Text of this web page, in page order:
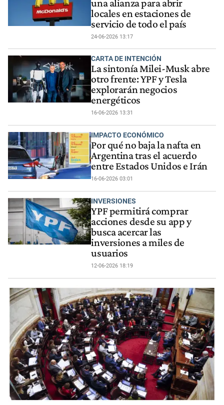
una alianza para abrir
locales en estaciones de
servicio de todo el país
24-06-2026 13:17
CARTA DE INTENCIÓN
La sintonía Milei-Musk abre
otro frente: YPF y Tesla
explorarán negocios
energéticos
16-06-2026 13:31
IMPACTO ECONÓMICO
Por qué no baja la nafta en
Argentina tras el acuerdo
entre Estados Unidos e Irán
16-06-2026 03:01
INVERSIONES
YPF permitirá comprar
acciones desde su app y
busca acercar las
inversiones a miles de
usuarios
12-06-2026 18:19